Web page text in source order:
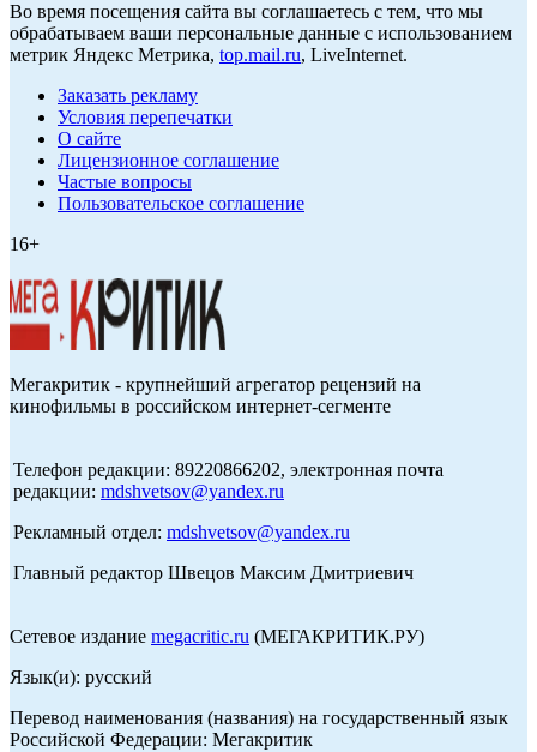
Во время посещения сайта вы соглашаетесь с тем, что мы
обрабатываем ваши персональные данные с использованием
метрик Яндекс Метрика, top.mail.ru, LiveInternet.
Заказать рекламу
Условия перепечатки
О сайте
Лицензионное соглашение
Частые вопросы
Пользовательское соглашение
16+
Мегакритик - крупнейший агрегатор рецензий на
кинофильмы в российском интернет-сегменте
Телефон редакции: 89220866202, электронная почта
редакции: mdshvetsov@yandex.ru
Рекламный отдел: mdshvetsov@yandex.ru
Главный редактор Швецов Максим Дмитриевич
Сетевое издание megacritic.ru (МЕГАКРИТИК.РУ)
Язык(и): русский
Перевод наименования (названия) на государственный язык
Российской Федерации: Мегакритик